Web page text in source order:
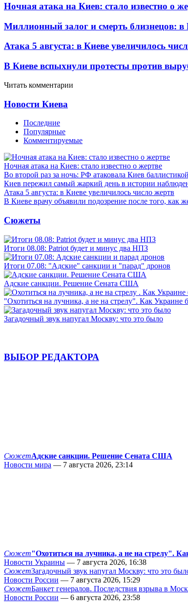
Ночная атака на Киев: стало известно о
Миллионный залог и смерть близнецов: в
Атака 5 августа: в Киеве увеличилось
В Киеве вспыхнули протесты против
Читать комментарии
Новости Киева
Последние
Популярные
Комментируемые
Ночная атака на Киев: стало известно о жертве
Во второй раз за ночь: РФ атаковала Киев баллистикой
Киев пережил самый жаркий день в истории
Атака 5 августа: в Киеве увеличилось число жертв
В Киеве врачу объявили подозрение после того, как
Сюжеты
Итоги 08.08: Patriot будет и минус два НПЗ
Итоги 07.08: "Адские" санкции и "парад" дронов
Адские санкции. Решение Сената США
"Охотиться на лучника, а не на стрелу". Как Украине
Загадочный звук напугал Москву: что это было
ВЫБОР РЕДАКТОРА
СюжетАдские санкции. Решение Сената США
Новости мира — 7 августа 2026, 23:14
Сюжет"Охотиться на лучника, а не на стрелу".
Новости Украины — 7 августа 2026, 16:38
СюжетЗагадочный звук напугал Москву: что это
Новости России — 7 августа 2026, 15:29
СюжетБанкет генералов. Последствия взрыва в
Новости России — 6 августа 2026, 23:58